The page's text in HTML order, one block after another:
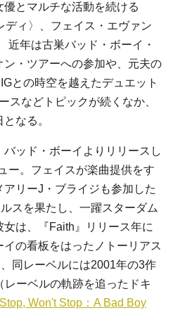
とマルチな活動を続ける
ディ〉、フェイス・エヴァン
近年は古巣バッド・ボーイ・
ン・ツアーへの参加や、元夫の
との時空を越えたデュエット
スなどトピックが続くなか、
なる。
バッド・ボーイより リリースし
ー。フェイスが楽曲提供をす
アリーJ・ブライジも参加した
スを果たし、一躍スターダム
は、
『Faith』
リリース年に
の看板をはった ノトーリアス
同レーベルには2001年の3作
レーベルの軌跡を追ったドキ
Stop, Won't Stop：A Bad Boy